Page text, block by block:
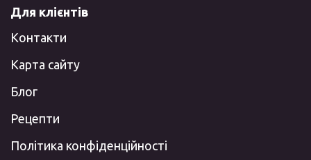
Для клієнтів
Контакти
Карта сайту
Блог
Рецепти
Політика конфіденційності